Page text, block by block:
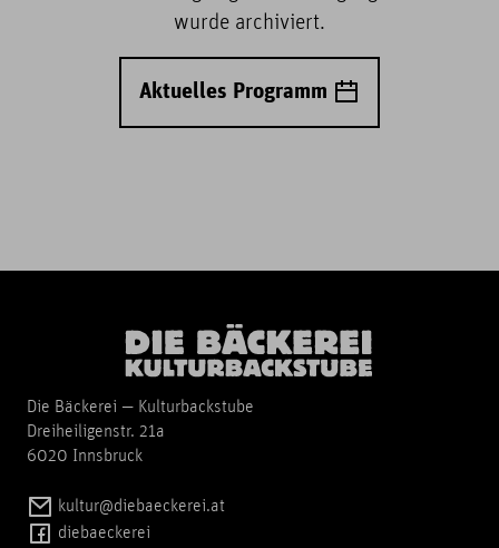
wurde archiviert.
Aktuelles Programm
Die Bäckerei — Kulturbackstube
Dreiheiligenstr. 21a
6020 Innsbruck
kultur@diebaeckerei.at
diebaeckerei